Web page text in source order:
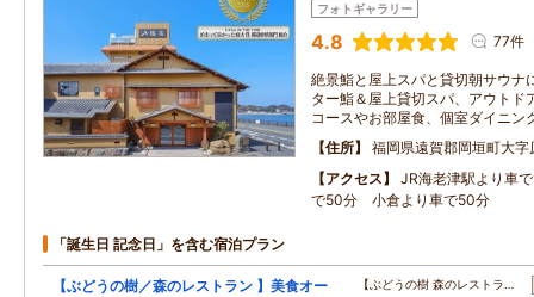
フォトギャラリー
4.8 77件
絶景鮨と屋上スパと貸切朝サウナ
ター鮨＆屋上貸切スパ、アウトド
コースやお部屋食、個室ダイニン
住所
福岡県遠賀郡岡垣町大字
アクセス
JR海老津駅より車
で50分 小倉より車で50分
「誕生日 記念日」を含む宿泊プラン
【ぶどうの樹／森のレストラン 】美食オー
【ぶどうの樹 森のレストラ…